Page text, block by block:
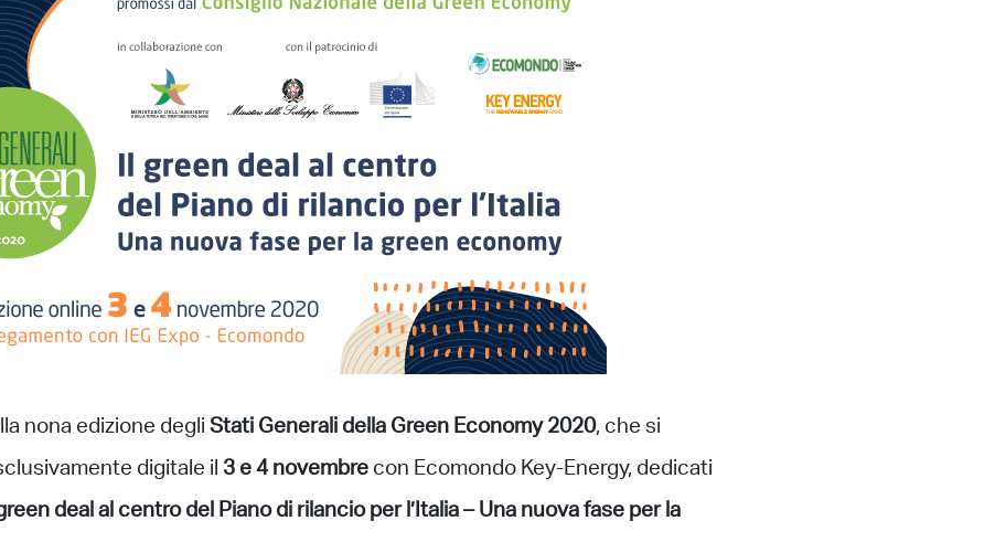
nona edizione degli Stati Generali della Green Economy 2020, che si
digitale il 3 e 4 novembre con Ecomondo Key-Energy, dedicati
deal al centro del Piano di rilancio per l’Italia – Una nuova fase per la